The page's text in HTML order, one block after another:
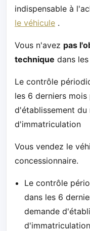
indispensable à
le véhicule .
Vous n'avez pas
technique dans les
Le contrôle
les 6 derniers
d'établissement
d'immatriculation
Vous vendez le
concessionnaire.
Le contrôle
dans les 6
demande
d'immatriculation